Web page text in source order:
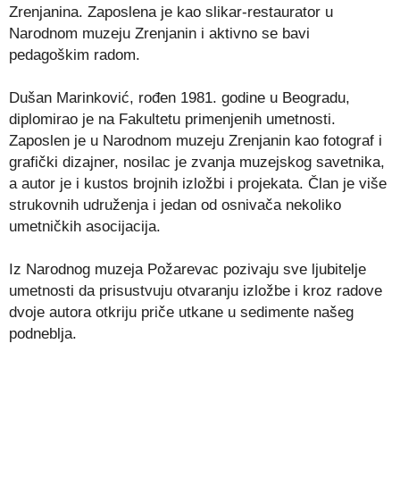
Zrenjanina. Zaposlena je kao slikar-restaurator u
Narodnom muzeju Zrenjanin i aktivno se bavi
pedagoškim radom.
Dušan Marinković, rođen 1981. godine u Beogradu,
diplomirao je na Fakultetu primenjenih umetnosti.
Zaposlen je u Narodnom muzeju Zrenjanin kao fotograf i
grafički dizajner, nosilac je zvanja muzejskog savetnika,
a autor je i kustos brojnih izložbi i projekata. Član je više
strukovnih udruženja i jedan od osnivača nekoliko
umetničkih asocijacija.
Iz Narodnog muzeja Požarevac pozivaju sve ljubitelje
umetnosti da prisustvuju otvaranju izložbe i kroz radove
dvoje autora otkriju priče utkane u sedimente našeg
podneblja.